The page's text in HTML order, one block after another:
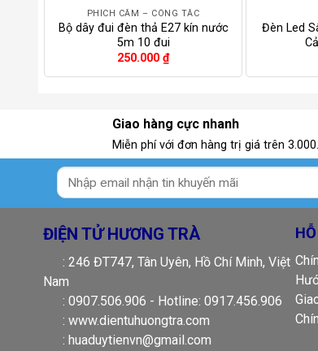
PHÍCH CẮM – CÔNG TẮC
Bộ dây đui đèn thả E27 kín nước
5m 10 đui
250.000 ₫
Đèn Led
Giao hàng cực nhanh
Miễn phí với đơn hàng trị giá trên
ĐIỆN TỬ HƯƠNG TRÀ
: 246 ĐT747, Tân Uyên, Hồ Chí Minh, Việt
Nam
: 0907.506.906 - Hotline: 0917.456.906
: www.dientuhuongtra.com
: huaduytienvn@gmail.com